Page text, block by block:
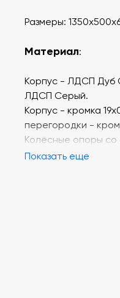
Размеры:
Материал:
Корпус - ЛДСП Дуб
ЛДСП Серый.
Корпус - кромка
перегородки -
Колёсные опоры со
Показать еще